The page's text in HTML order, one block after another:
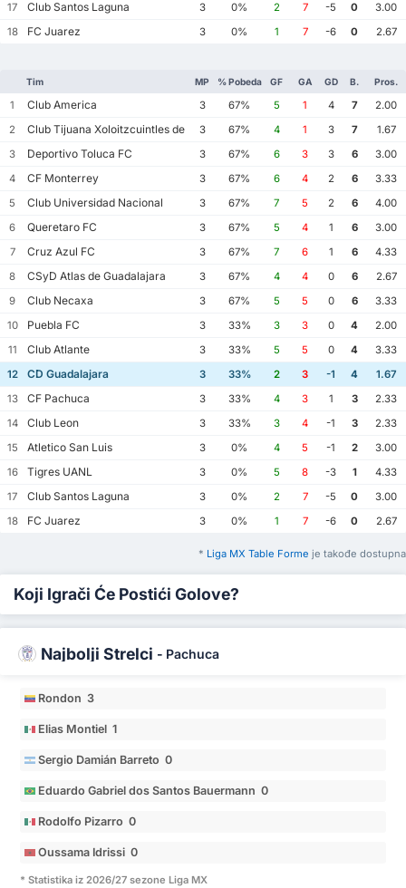
17
Club Santos Laguna 3 0% 2 7 -5 0
3.00
18
FC Juarez 3 0% 1 7 -6 0 2.67
Tim MP % Pobeda GF GA GD B. Pros.
1 Club America 3 67% 5 1 4 7
2.00
2
Club Tijuana Xoloitzcuintles de Caliente
3 67% 4 1 3 7
1.67
3
Deportivo Toluca FC 3 67% 6 3 3 6
3.00
4
CF Monterrey 3 67% 6 4 2 6
3.33
5
Club Universidad Nacional 3 67% 7 5 2 6
4.00
6
Queretaro FC 3 67% 5 4 1 6
3.00
7
Cruz Azul FC 3 67% 7 6 1 6
4.33
8
CSyD Atlas de Guadalajara 3 67% 4 4 0 6
2.67
9
Club Necaxa 3 67% 5 5 0 6
3.33
10
Puebla FC 3 33% 3 3 0 4
2.00
11
Club Atlante 3 33% 5 5 0 4
3.33
12
CD Guadalajara 3 33% 2 3 -1 4
1.67
13
CF Pachuca 3 33% 4 3 1 3
2.33
14
Club Leon 3 33% 3 4 -1 3
2.33
15
Atletico San Luis 3 0% 4 5 -1 2
3.00
16
Tigres UANL 3 0% 5 8 -3 1
4.33
17
Club Santos Laguna 3 0% 2 7 -5 0
3.00
18
FC Juarez 3 0% 1 7 -6 0 2.67
* Liga MX Table Forme je takođe dostupna
Koji Igrači Će Postići Golove?
Najbolji Strelci - Pachuca
Rondon 3
Elias Montiel 1
Sergio Damián Barreto 0
Eduardo Gabriel dos Santos Bauermann 0
Rodolfo Pizarro 0
Oussama Idrissi 0
* Statistika iz 2026/27 sezone Liga MX